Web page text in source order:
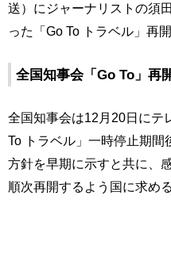
送）にジャーナリストの須
った「Go To トラベル」再
全国知事会「Go To」再
全国知事会は12月20日にテ
To トラベル」一時停止期
方針を早期に示すと共に、
順次再開するよう国に求め